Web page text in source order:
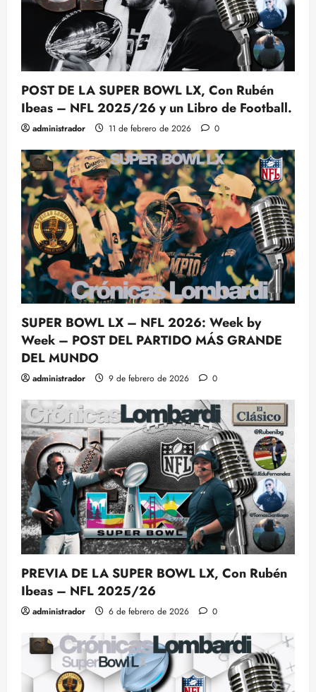
POST DE LA SUPER BOWL LX, Con Rubén
Ibeas – NFL 2025/26 y un Libro de Football.
administrador 11 de febrero de 2026 0
SUPER BOWL LX – NFL 2026: Week by
Week – POST DEL PARTIDO MÁS GRANDE
DEL MUNDO
administrador 9 de febrero de 2026 0
PREVIA DE LA SUPER BOWL LX, Con Rubén
Ibeas – NFL 2025/26
administrador 6 de febrero de 2026 0